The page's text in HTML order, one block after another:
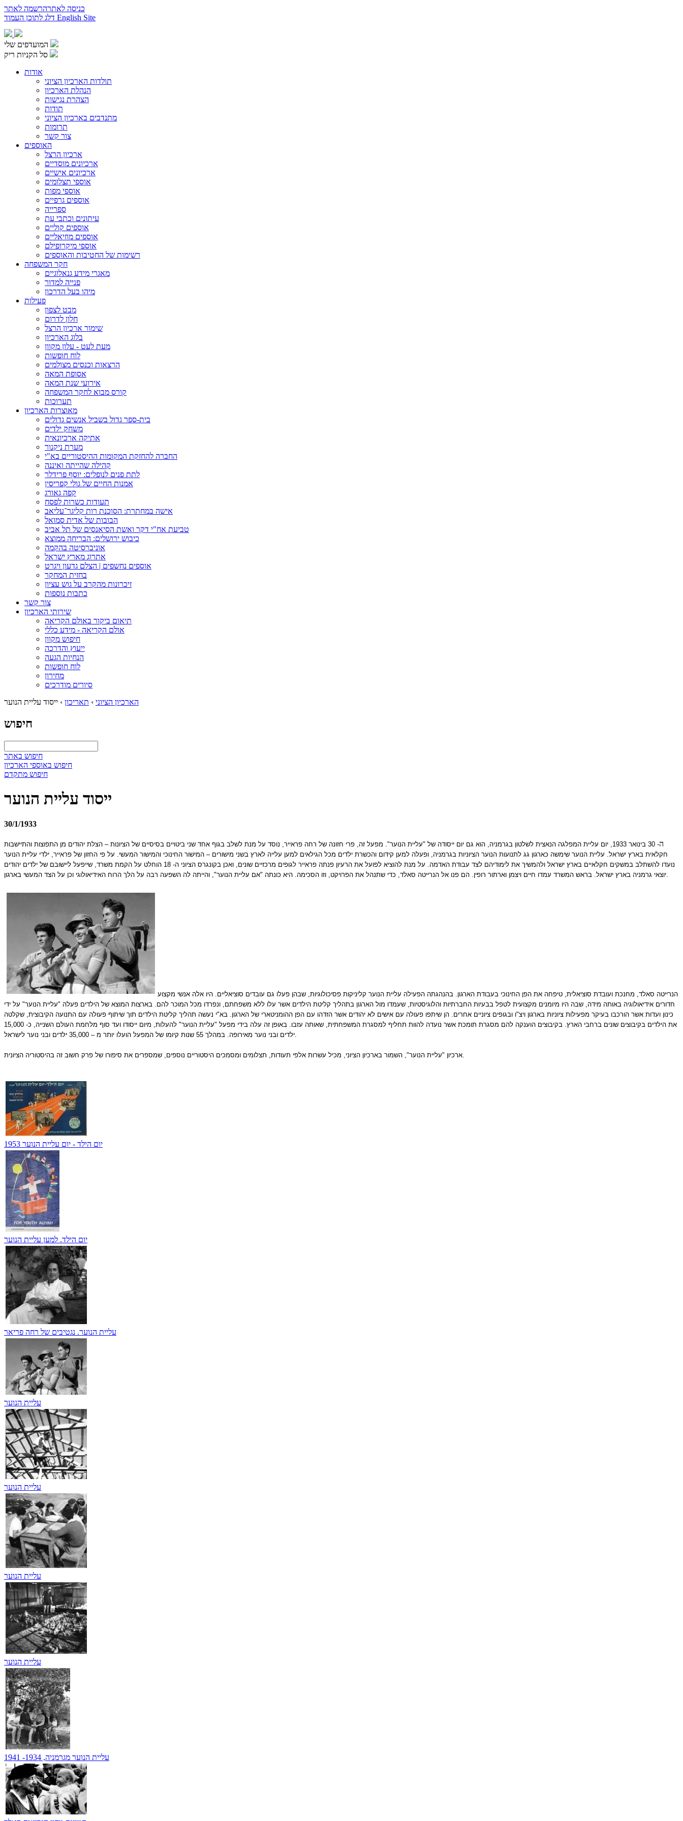
כניסה לאתרהרשמה לאתר
English Site
המועדפים שלי
סל הקניות ריק
אודות
תולדות הארכיון הציוני
הנהלת הארכיון
הצהרת נגישות
תודות
מתנדבים בארכיון הציוני
תרומות
צור קשר
האוספים
ארכיון הרצל
ארכיונים מוסדיים
ארכיונים אישיים
אוספי תצלומים
אוספי מפות
אוספים גרפיים
ספרייה
עיתונים וכתבי עת
אוספים קוליים
אוספים מוזיאליים
אוספי מיקרופילם
רשימות של החטיבות והאוספים
חקר המשפחה
מאגרי מידע גנאלוגיים
פנייה למדור
מיהו בעל הדרכון
פעילות
מבט לצפון
חלון לדרום
שימור ארכיון הרצל
בלוג הארכיון
מעת לעט - עלון מקוון
לוח חופשות
הרצאות וכנסים מצולמים
אסופת המאה
אירועי שנת המאה
קורס מבוא לחקר המשפחה
תערוכות
מאוצרות הארכיון
בית-ספר גדול בשביל אנשים גדולים
משחק ילדים
אתיקה ארכיונאית
מערת ניקנור
החברה להחזקת המקומות ההיסטוריים בא"י
קהילה שהייתה ואיננה
לתת פנים לנופלים: יוסף פרידלר
אמנות החיים של גולי קפריסין
קפה גאורג
תעודות כשרות לפסח
אישה במחתרת: הסוכנת רות קליגר־עליאב
הבובות של אדית סמואל
טביעת אח"י דקר ואשת הסיאנסים של תל אביב
כיבוש ירושלים: הבריחה ממוצא
אוניברסיטה בהקמה
אתרוג מארץ ישראל
אוספים נחשפים | הצלם גדעון ויגרט
בחזית המחקר
זיכרונות מהקרב על גוש עציון
כתבות נוספות
צור קשר
שירותי הארכיון
תיאום ביקור באולם הקריאה
אולם הקריאה - מידע כללי
חיפוש מקוון
ייעוץ והדרכה
הנחיות הגעה
לוח חופשות
מחירון
סיורים מודרכים
הארכיון הציוני › תאריכון › ייסוד עליית הנוער
חיפוש
חיפוש באתר
חיפוש באוספי הארכיון
חיפוש מתקדם
ייסוד עליית הנוער
30/1/1933
​ה
- 30 בינואר 1933, יום עליית המפלגה הנאצית לשלטון בגרמניה, הוא גם יום ייסודה של "עליית הנוער". מפעל זה, פרי חזונה של רחה פראייר, נוסד על מנת לשלב בגוף אחד שני ביטויים בסיסיים של הציונות – הצלת יהודים מן התפוצות והתיישבות
חקלאית בארץ ישראל. עליית הנוער שימשה כארגון גג לתנועות הנוער הציוניות בגרמניה, ופעלה למען קידום והכשרת ילדים מכל הגילאים למען עלייה לארץ בשני מישורים – המישור החינוכי והמישור המעשי. על פי החזון של פראייר, ילדי עליית הנוער
נועדו להשתלב במשקים חקלאיים בארץ ישראל ולהמשיך את לימודיהם לצד עבודת האדמה. על מנת להוציא לפועל את הרעיון פנתה פראייר לגופים מרכזיים שונים, ואכן בקונגרס הציוני ה- 18 הוחלט על הקמת משרד, שייפעל ליישובם של ילדים יהודים
הנרייטה סאלד, מחנכת ועובדת סוציאלית, טיפחה את הפן החינוכי בעבודת הארגון. בהנהגתה הפעילה עליית הנוער קליניקות פסיכולוגיות, שבהן פעלו גם עובדים סוציאליים. היו אלה אנשי מקצוע
חדורים אידיאולוגיה באותה מידה, שבה היו מיומנים מקצועית לטפל בבעיות החברתיות והלוגיסטיות, שעמדו מול הארגון בתהליך קליטת הילדים אשר עלו ללא משפחתם, ונפרדו מכל המוכר להם. בארצות המוצא של הילדים פעלה "עליית הנוער" על ידי
כינון ועדות אשר הורכבו בעיקר מפעילות ציוניות בארגון ויצ"ו ובגופים ציוניים אחרים. הן שיתפו פעולה עם אישים לא יהודים אשר הזדהו עם הפן ההומניטארי של הארגון. בא"י נעשה תהליך קליטת הילדים תוך שיתוף פעולה עם התנועה הקיבוצית, שקלטה
את הילדים בקיבוצים שונים ברחבי הארץ. בקיבוצים הוענקה להם מסגרת תומכת אשר נועדה להוות תחליף למסגרת המשפחתית, שאותה עזבו. באופן זה עלה בידי מפעל "עליית הנוער" להעלות, מיום ייסודו ועד סוף מלחמת העולם השנייה,
כ- 15,000
יום הילד - יום עליית הנוער 1953
יום הילד. למען עליית הנוער
עליית הנוער. נגטיבים של רחה פריאר
עליית הנוער
עליית הנוער
עליית הנוער
עליית הנוער
עליית הנוער מגרמניה, 1934- 1941